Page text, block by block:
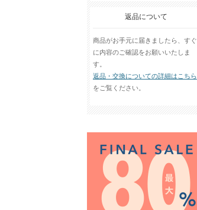
返品について
商品がお手元に届きましたら、すぐ
に内容のご確認をお願いいたしま
す。
返品・交換についての詳細はこちら
をご覧ください。